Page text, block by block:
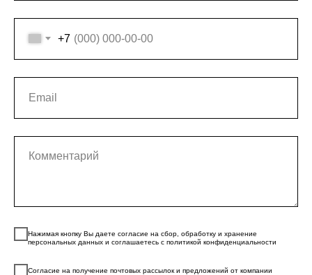
+7
Нажимая кнопку Вы даете согласие на сбор, обработку и хранение
персональных данных и соглашаетесь с политикой конфиденциальности
Согласие на получение почтовых рассылок и предложений от компании